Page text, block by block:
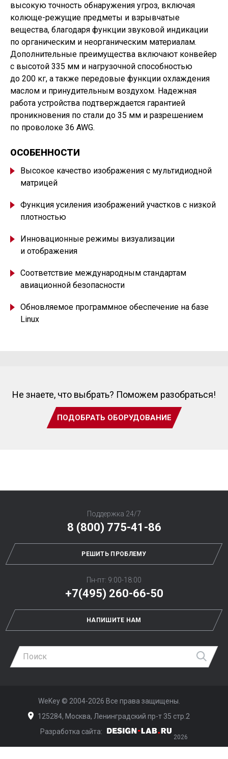
высокую точность обнаружения угроз, включая
колюще-режущие предметы и взрывчатые
вещества, благодаря функции звуковой индикации
по органическим и неорганическим материалам.
Дополнительные преимущества включают конвейер
с высотой 335 мм и нагрузочной способностью
до 200 кг, а также передовые функции охлаждения
маслом и принудительным воздухом. Надежная
работа устройства подтверждается гарантией
проникновения по стали до 35 мм и разрешением
по проволоке 36 AWG.
ОСОБЕННОСТИ
Высокое качество изображения с мультидиодной
матрицей
Функция усиления изображений участков с низкой
плотностью
Инновационные режимы визуализации
и отображения
Соответствие международным стандартам
авиационной безопасности
Обновляемое программное обеспечение на базе
Linux
Не знаете, что выбрать? Поможем разобраться!
ПОДОБРАТЬ ОБОРУДОВАНИЕ
Поддержка 24/7
8 (800) 775-41-86
РЕШИТЬ ПРОБЛЕМУ
Пн-пт: 9:00-18:00
+7(495) 260-66-50
НАПИШИТЕ НАМ
WeKey © 2004-2026 Все права защищены.
125284, Москва, Ленинградский пр-т 35 стр.2
Разработка сайта:
2026